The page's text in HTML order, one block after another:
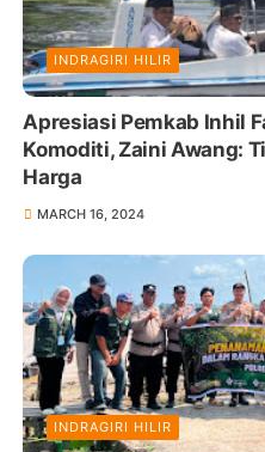
INDRAGIRI HILIR
Apresiasi Pemkab Inhil
Komoditi, Zaini Awang:
Harga
MARCH 16, 2024
INDRAGIRI HILIR